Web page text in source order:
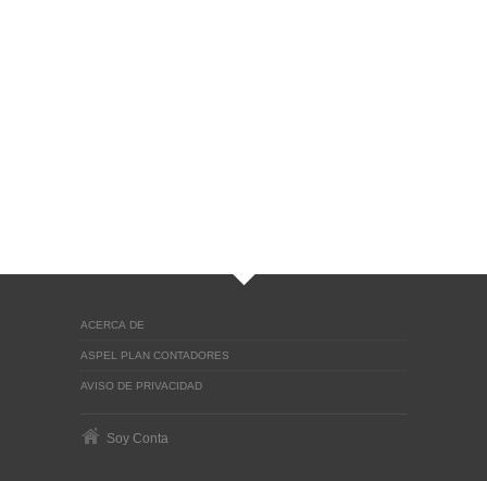
ACERCA DE
ASPEL PLAN CONTADORES
AVISO DE PRIVACIDAD
Soy Conta